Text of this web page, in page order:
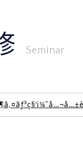
Seminar